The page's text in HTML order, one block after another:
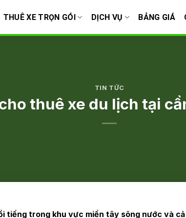
THUÊ XE TRỌN GÓI DỊCH VỤ BẢNG GIÁ
TIN TỨC
thuê xe du lịch tại
tiếng trong khu vực miền tây sông nước và